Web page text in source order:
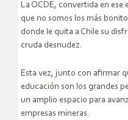
La OCDE, convertida en
que no somos los más
donde le quita a Chile su
cruda desnudez.
Esta vez, junto con afirmar
educación son los grandes
un amplio espacio para
empresas mineras.